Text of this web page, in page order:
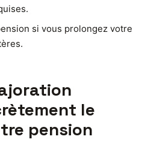
si vous prolongez votre
le
pension